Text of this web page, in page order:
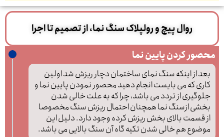
روال پیچ و رولپلاک سنگ نما، از تصمیم تا اجرا
محصور کردن پایین نما
بعد از اینکه سنگ نمای ساختمان دچار ریزش شد اولین
کاری که می بایست انجام دهید محصور نمودن پایین نما و
جلوگیری از تردد می باشد، چرا که به علت خالی شدن
بخشی ازسنگ نما همچنان احتمال ریزش سنگ مخصوصا
از قسمت بالای بخش ریزش کرده وجود دارد. دلیل این
موضوع هم خالی شدن تکیه گاه آن سنگ بالایی می باشد.